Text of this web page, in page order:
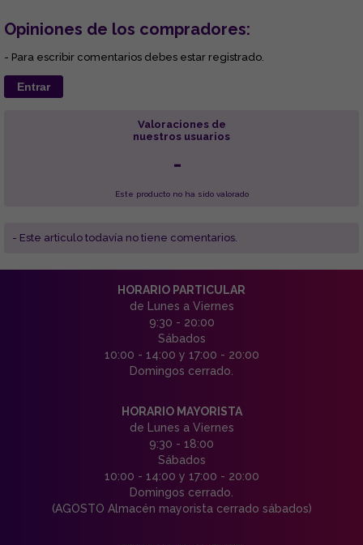
Opiniones de los compradores:
- Para escribir comentarios debes estar registrado.
Entrar
Valoraciones de
nuestros usuarios
-
Este producto no ha sido valorado
- Este articulo todavía no tiene comentarios.
HORARIO PARTICULAR
de Lunes a Viernes
9:30 - 20:00
Sábados
10:00 - 14:00 y 17:00 - 20:00
Domingos cerrado.
HORARIO MAYORISTA
de Lunes a Viernes
9:30 - 18:00
Sábados
10:00 - 14:00 y 17:00 - 20:00
Domingos cerrado.
(AGOSTO Almacén mayorista cerrado sábados)